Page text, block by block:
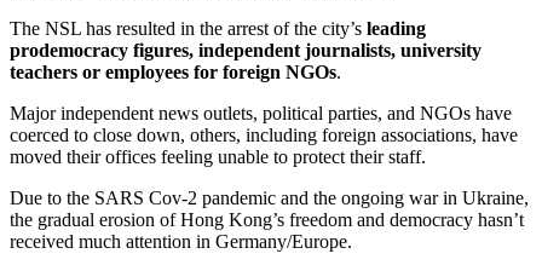
The NSL has resulted in the arrest of the city’s leading
prodemocracy figures, independent journalists, university
teachers or employees for foreign NGOs.
Major independent news outlets, political parties, and NGOs have
coerced to close down, others, including foreign associations, have
moved their offices feeling unable to protect their staff.
Due to the SARS Cov-2 pandemic and the ongoing war in Ukraine,
the gradual erosion of Hong Kong’s freedom and democracy hasn’t
received much attention in Germany/Europe.